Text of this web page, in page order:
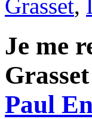
Grasset,
Je me
Paul